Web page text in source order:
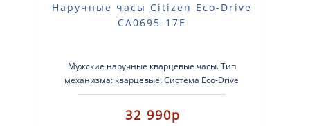
Наручные часы Citizen Eco-Drive
CA0695-17E
Мужские наручные кварцевые часы. Тип
механизма: кварцевые. Система Eco-Drive
(аккумулятор с питанием от световой энергии..
32 990р